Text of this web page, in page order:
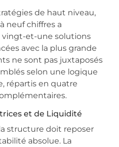
de haut niveau,
neuf chiffres a
vingt-et-une solutions
avec la plus grande
ne sont pas juxtaposés
selon une logique
répartis en quatre
et de Liquidité
structure doit reposer
absolue. La